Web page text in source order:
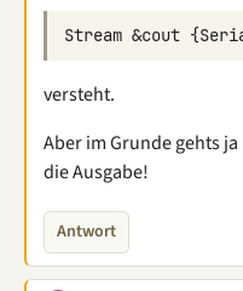
versteht.
Aber im Grunde gehts
die Ausgabe!
Antwort